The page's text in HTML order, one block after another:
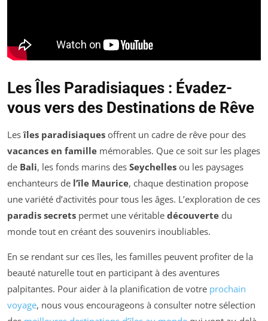
Les Îles Paradisiaques : Évadez-
vous vers des Destinations de Rêve
Lesîles paradisiaques offrent un cadre de rêve pour des
vacances en famille mémorables. Que ce soit sur les plages
de Bali, les fonds marins des Seychelles ou les paysages
enchanteurs de l’île Maurice, chaque destination propose
une variété d’activités pour tous les âges. L’exploration de ces
paradis secrets permet une véritable découverte du
monde tout en créant des souvenirs inoubliables.
En se rendant sur ces îles, les familles peuvent profiter de la
beauté naturelle tout en participant à des aventures
palpitantes. Pour aider à la planification de votre prochain
voyage, nous vous encourageons à consulter notre sélection